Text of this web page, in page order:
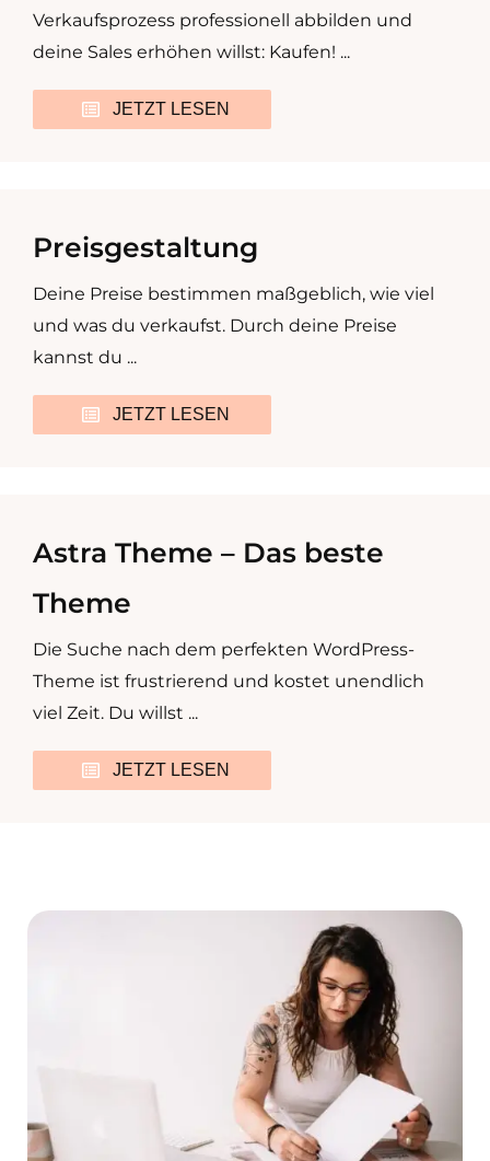
Verkaufsprozess professionell abbilden und
deine Sales erhöhen willst: Kaufen! ...
JETZT LESEN
Preisgestaltung
Deine Preise bestimmen maßgeblich, wie viel
und was du verkaufst. Durch deine Preise
kannst du ...
JETZT LESEN
Astra Theme – Das beste
Theme
Die Suche nach dem perfekten WordPress-
Theme ist frustrierend und kostet unendlich
viel Zeit. Du willst ...
JETZT LESEN